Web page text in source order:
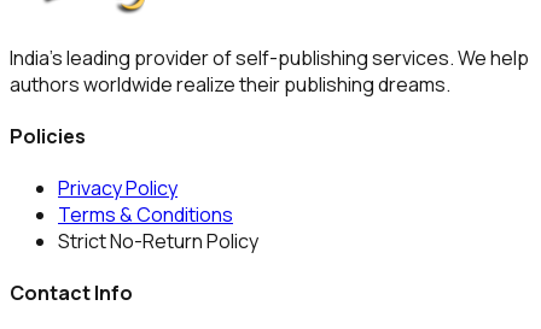
India's leading provider of self-publishing services. We help
authors worldwide realize their publishing dreams.
Policies
Privacy Policy
Terms & Conditions
Strict No-Return Policy
Contact Info